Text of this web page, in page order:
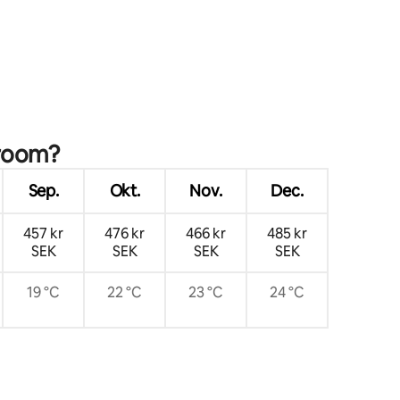
Sep. Okt. Nov. Dec.
457 kr
SEK
476 kr
SEK
466 kr
SEK
485 kr
SEK
19 °C 22 °C 23 °C 24 °C